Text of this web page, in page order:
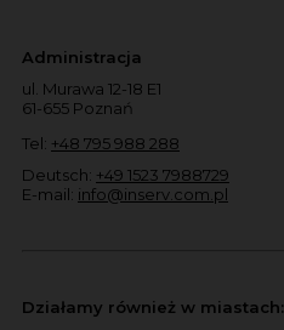
Administracja
ul. Murawa 12-18 E1
61-655 Poznań
Tel: +48 795 988 288
Deutsch: +49 1523 7988729
E-mail: info@inserv.com.pl
Działamy również w miastach: